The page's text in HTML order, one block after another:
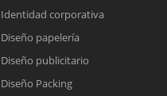
Identidad corporativa
Diseño papelería
Diseño publicitario
Diseño Packing